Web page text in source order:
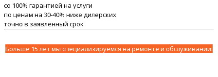
со 100% гарантией на услуги
по ценам на 30-40% ниже дилерских
точно в заявленный срок
Больше 15 лет мы специализируемся на ремонте и обслуживании: